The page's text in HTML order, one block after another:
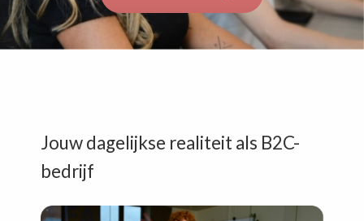
Jouw dagelijkse realiteit als B2C-
bedrijf